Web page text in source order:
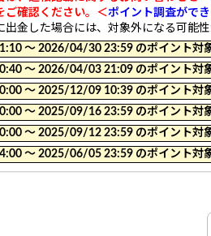
ご確認ください。＜ポイント調査がで
出金した場合には、対象外になる可能
〜 2026/04/30 23:59 のポイント対
〜 2026/04/03 21:09 のポイント対
〜 2025/12/09 10:39 のポイント対
〜 2025/09/16 23:59 のポイント対
〜 2025/09/12 23:59 のポイント対
〜 2025/06/05 23:59 のポイント対